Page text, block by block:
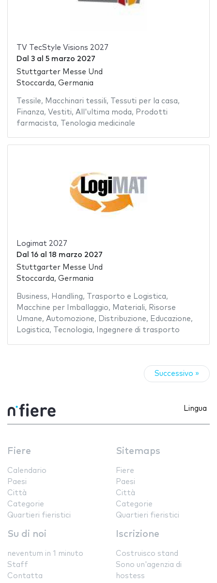
TV TecStyle Visions 2027
Dal 3al 5 marzo 2027
Stuttgarter Messe Und
Stoccarda, Germania
Tessile, Macchinari tessili, Tessuti per la casa,
Finanza, Vestiti, All'ultima moda, Prodotti
farmacista, Tenologia medicinale
Logimat 2027
Dal 16al 18 marzo 2027
Stuttgarter Messe Und
Stoccarda, Germania
Business, Handling, Trasporto e Logistica,
Macchine per Imballaggio, Materiali, Risorse
Umane, Automozione, Distribuzione, Educazione,
Logistica, Tecnologia, Ingegnere di trasporto
Successivo »
Lingua
Fiere
Calendario
Paesi
Città
Categorie
Quartieri fieristici
Sitemaps
Fiere
Paesi
Città
Categorie
Quartieri fieristici
Su di noi
neventum in 1 minuto
Staff
Contatta
Iscrizione
Costruisco stand
Sono un'agenzia di
hostess